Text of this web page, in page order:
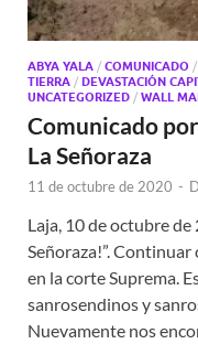
ABYA YALA / COMUNICADO /
TIERRA / DEVASTACIÓN
UNCATEGORIZED / WALL
Comunicado
La Señoraza
11 de octubre de 2020 -
Laja, 10 de octubre de
Señoraza!”.
en la corte Suprema.
sanrosendinos y
Nuevamente nos